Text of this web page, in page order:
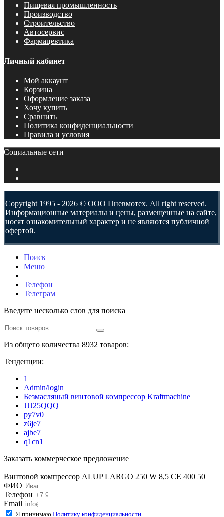
Пищевая промышленность
Производство
Строительство
Автосервис
Фармацевтика
Личный кабинет
Мой аккаунт
Корзина
Оформление заказа
Хочу купить
Сравнить
Политика конфиденциальности
Правила и условия
Социальные сети
Copyright 1995 - 2026 © ООО Пневмотех. All right reserved.
Информационные материалы и цены, размещенные на сайте,
носят ознакомительный характер и не являются публичной
офертой.
Поиск
Меню
Телефон
Телеграм
Введите несколько слов для поиска
Из общего количества 8932 товаров:
Тенденции:
1
Admin/login
Безмасляный винтовой компрессор Kraftmaсhine
JJJ25QQQ
py7v0
z6je7
ajbe7
q1cn1
Заказать коммерческое предложение
Винтовой компрессор ALUP LARGO 250 W 8,5 CE 400 50
ФИО
Телефон
Email
Я принимаю Политику конфиденциальности